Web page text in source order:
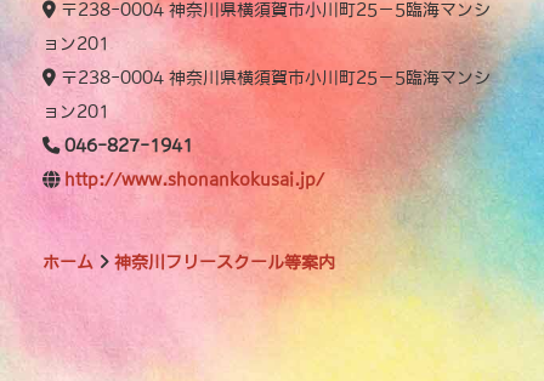
〒238-0004 神奈川県横須賀市小川町25－5臨海マンシ
ョン201
〒238-0004 神奈川県横須賀市小川町25－5臨海マンシ
ョン201
046-827-1941
http://www.shonankokusai.jp/
ホーム 神奈川フリースクール等案内